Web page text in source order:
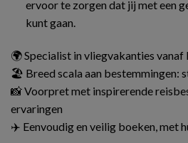
ervoor te zorgen dat jij met een
kunt gaan.
🌍 Specialist in vliegvakanties
🏖️ Breed scala aan bestemmingen:
📸 Voorpret met inspirerende
ervaringen
✈️ Eenvoudig en veilig boeken, met